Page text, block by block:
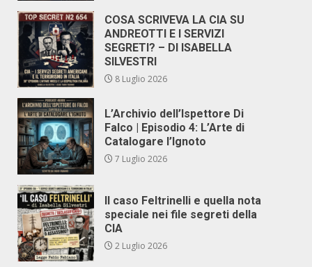
COSA SCRIVEVA LA CIA SU
ANDREOTTI E I SERVIZI
SEGRETI? – DI ISABELLA
SILVESTRI
8 Luglio 2026
L’Archivio dell’Ispettore Di
Falco | Episodio 4: L’Arte di
Catalogare l’Ignoto
7 Luglio 2026
Il caso Feltrinelli e quella nota
speciale nei file segreti della
CIA
2 Luglio 2026